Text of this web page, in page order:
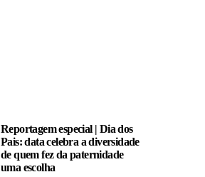
Reportagem especial | Dia dos
Pais: data celebra a diversidade
de quem fez da paternidade
uma escolha